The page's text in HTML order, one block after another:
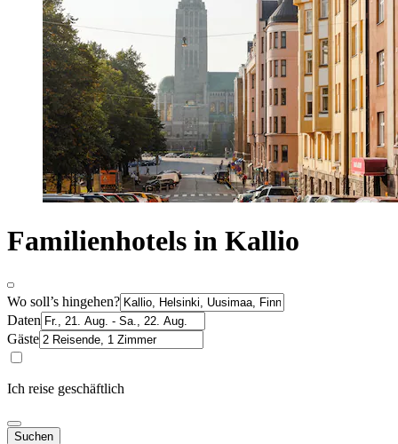
Familienhotels in Kallio
Wo soll’s hingehen?
Daten
Gäste
Ich reise geschäftlich
Suchen